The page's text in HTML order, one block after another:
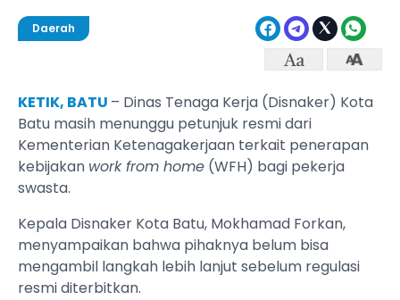
Daerah
KETIK, BATU – Dinas Tenaga Kerja (Disnaker) Kota
Batu masih menunggu petunjuk resmi dari
Kementerian Ketenagakerjaan terkait penerapan
kebijakan work from home (WFH) bagi pekerja
swasta.
Kepala Disnaker Kota Batu, Mokhamad Forkan,
menyampaikan bahwa pihaknya belum bisa
mengambil langkah lebih lanjut sebelum regulasi
resmi diterbitkan.